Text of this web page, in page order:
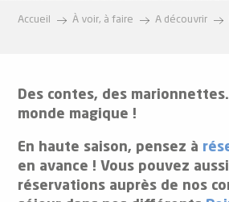
Accueil À voir, à faire A découvrir
Des contes, des
monde magique !
En haute saison, pensez à
en avance ! Vous pouvez
réservations auprès de nos